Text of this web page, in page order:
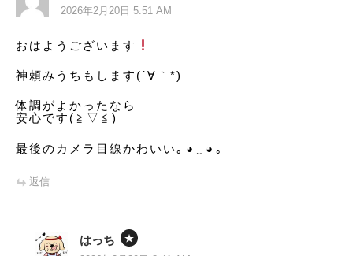
2026年2月20日 5:51 AM
おはようございます
神頼みうちもします(´∀｀*)
体調がよかったなら
安心です(⁠≧⁠▽⁠≦⁠)
最後のカメラ目線かわいい｡⁠◕⁠‿⁠◕⁠｡
返信
はっち